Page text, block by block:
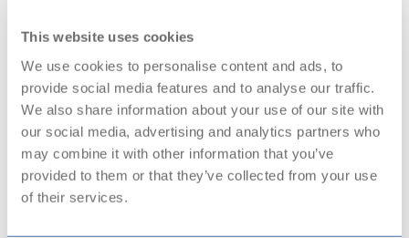
This website uses cookies
We use cookies to personalise content and ads, to
provide social media features and to analyse our traffic.
We also share information about your use of our site with
our social media, advertising and analytics partners who
may combine it with other information that you’ve
provided to them or that they’ve collected from your use
of their services.
De Baerne
In deze cursus kun je kennis maken met klei en de
verschillende technieken die daarbij horen. De
technieken...
MA DI WO DO VR
ZA